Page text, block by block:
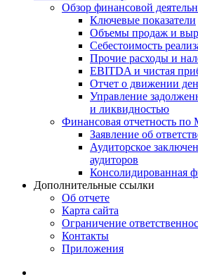
Обзор финансовой
Ключевые показатели
Объемы продаж и
Себестоимость
Прочие расходы и
EBITDA и чистая
Отчет о движении
Управление
и ликвидностью
Финансовая отчетность
Заявление об
Аудиторское
аудиторов
Консолидированная
Дополнительные ссылки
Об отчете
Карта сайта
Ограничение
Контакты
Приложения